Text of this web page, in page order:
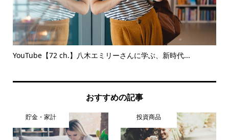
YouTube【72 ch.】八木エミリーさんに学ぶ、新時代...
おすすめの記事
貯金・家計 投資商品